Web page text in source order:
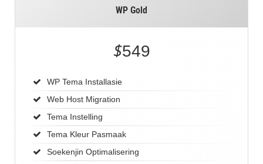
WP Gold
$549
WP Tema Installasie
Web Host Migration
Tema Instelling
Tema Kleur Pasmaak
Soekenjin Optimalisering